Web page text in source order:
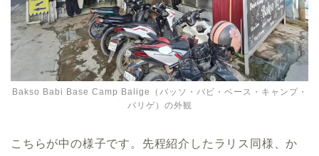
Bakso Babi Base Camp Balige（バッソ・バビ・ベース・キャンプ・
バリゲ）の外観
こちらが中の様子です。先程紹介したラリス同様、か